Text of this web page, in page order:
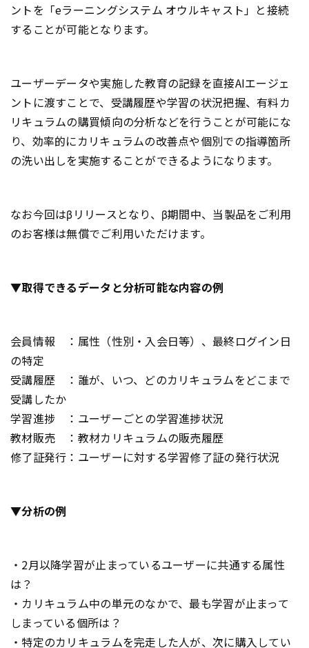
ントを「eラーニングシステム オウルキャスト」と接続
することが可能となります。
ユーザーデータや実施した教育の記録を直接AIエージェ
ントに渡すことで、受講履歴や学習の状況把握、有料カ
リキュラムの購買傾向の分析などを行うことが可能にな
り、効率的にカリキュラムの改善点や個別での指導箇所
の洗い出しを実施することができるようになります。
なお今回はβリリースとなり、β期間中、当製品をご利用
のお客様は無償でご利用いただけます。
▼取得できるデータと分析可能な内容の例
会員情報 ：属性（性別・入会日等）、最終ログイン日
の特定
受講履歴 ：誰が、いつ、どのカリキュラムをどこまで
受講したか
学習進捗 ：ユーザーごとの学習進捗状況
教材販売 ：教材カリキュラムの販売履歴
修了証発行：ユーザーに対する学習修了証の発行状況
▼分析の例
・2月以降学習が止まっているユーザーに共通する属性
は？
・カリキュラム中の単元のなかで、最も学習が止まって
しまっている個所は？
・特定のカリキュラムを完走した人が、次に購入してい